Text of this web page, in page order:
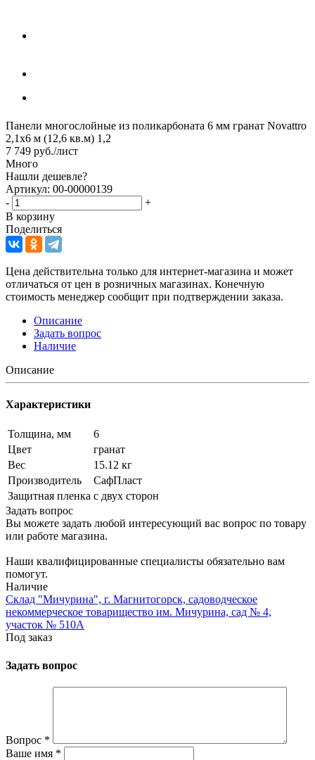
Панели многослойные из поликарбоната 6 мм гранат Novattro
2,1х6 м (12,6 кв.м) 1,2
7 749 руб./лист
Много
Нашли дешевле?
Артикул: 00-00000139
-
+
В корзину
Поделиться
Цена действительна только для интернет-магазина и может
отличаться от цен в розничных магазинах. Конечную
стоимость менеджер сообщит при подтверждении заказа.
Описание
Задать вопрос
Наличие
Описание
Характеристики
Толщина, мм
6
Цвет
гранат
Вес
15.12 кг
Производитель
СафПласт
Защитная пленка с двух сторон
Задать вопрос
Вы можете задать любой интересующий вас вопрос по товару
или работе магазина.
Наши квалифицированные специалисты обязательно вам
помогут.
Наличие
Склад "Мичурина", г. Магнитогорск, садоводческое
некоммерческое товарищество им. Мичурина, сад № 4,
участок № 510А
Под заказ
Задать вопрос
Вопрос *
Ваше имя *